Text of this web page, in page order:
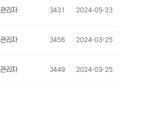
관리자 3431 2024-05-23
관리자 3456 2024-03-25
관리자 3449 2024-03-25